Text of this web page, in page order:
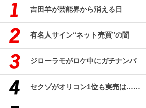
吉田羊が芸能界から消える日
有名人サイン“ネット売買”の闇
ジローラモがロケ中にガチナンパ
セクゾがオリコン1位も実売は……